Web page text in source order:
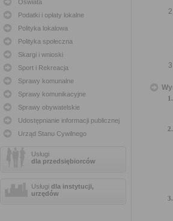
Oświata
Podatki i opłaty lokalne
Polityka lokalowa
Polityka społeczna
Skargi i wnioski
Sport i Rekreacja
Sprawy komunalne
Sprawy komunikacyjne
Sprawy obywatelskie
Udostępnianie informacji publicznej
Urząd Stanu Cywilnego
Usługi
dla przedsiębiorców
Usługi dla instytucji,
urzędów